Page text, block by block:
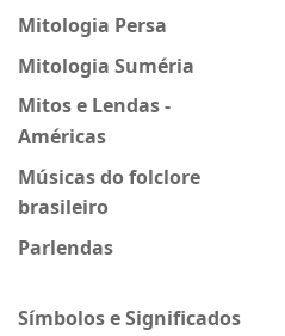
Mitologia Persa
Mitologia Suméria
Mitos e Lendas -
Américas
Músicas do folclore
brasileiro
Parlendas
Símbolos e Significados